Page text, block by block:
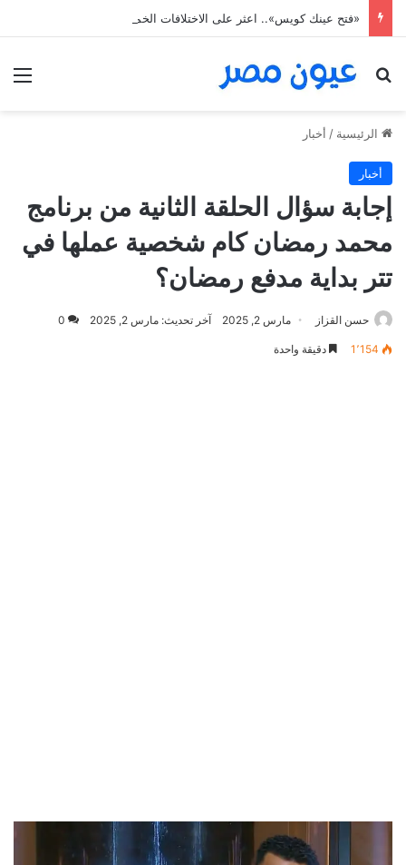
بحث عن
الرئيسية / أخبار
أخبار
إجابة سؤال الحلقة الثانية من برنامج
محمد رمضان كام شخصية عملها في
تتر بداية مدفع رمضان؟
حسن القزاز مارس 2, 2025 آخر تحديث: مارس 2, 2025 0
1٬154 دقيقة واحدة